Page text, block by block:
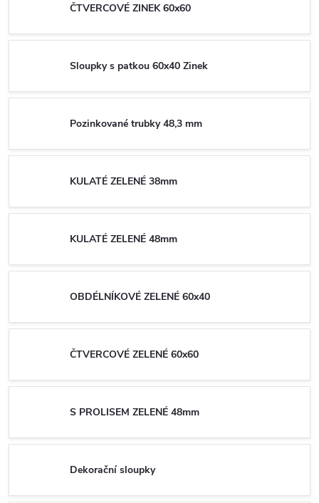
ČTVERCOVÉ ZINEK 60x60
Sloupky s patkou 60x40 Zinek
Pozinkované trubky 48,3 mm
KULATÉ ZELENÉ 38mm
KULATÉ ZELENÉ 48mm
OBDÉLNÍKOVÉ ZELENÉ 60x40
ČTVERCOVÉ ZELENÉ 60x60
S PROLISEM ZELENÉ 48mm
Dekorační sloupky